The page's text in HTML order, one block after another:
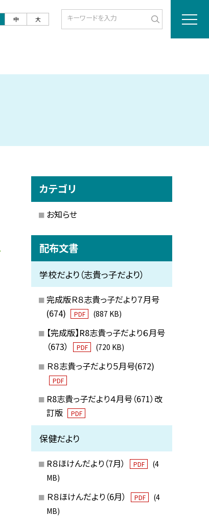
中 大
カテゴリ
お知らせ
配布文書
学校だより（志貴っ子だより）
完成版Ｒ８志貴っ子だより７月号
(674)
PDF (887 KB)
【完成版】R8志貴っ子だより６月号
（673）
PDF (720 KB)
Ｒ８志貴っ子だより５月号(672)
PDF
R8志貴っ子だより４月号（671）改
訂版
PDF
保健だより
R８ほけんだより（7月） PDF
(4
MB)
Ｒ８ほけんだより（6月） PDF
(4
MB)